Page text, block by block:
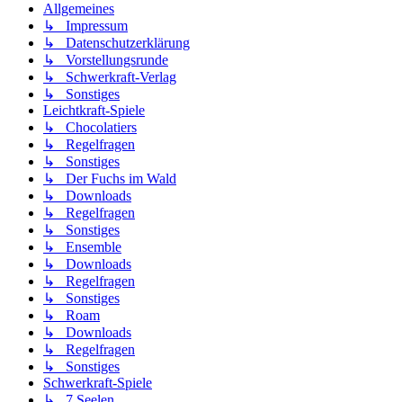
Allgemeines
↳ Impressum
↳ Datenschutzerklärung
↳ Vorstellungsrunde
↳ Schwerkraft-Verlag
↳ Sonstiges
Leichtkraft-Spiele
↳ Chocolatiers
↳ Regelfragen
↳ Sonstiges
↳ Der Fuchs im Wald
↳ Downloads
↳ Regelfragen
↳ Sonstiges
↳ Ensemble
↳ Downloads
↳ Regelfragen
↳ Sonstiges
↳ Roam
↳ Downloads
↳ Regelfragen
↳ Sonstiges
Schwerkraft-Spiele